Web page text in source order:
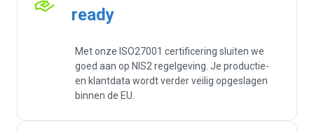
ready
Met onze ISO27001 certificering sluiten we
goed aan op NIS2 regelgeving. Je productie-
en klantdata wordt verder veilig opgeslagen
binnen de EU.